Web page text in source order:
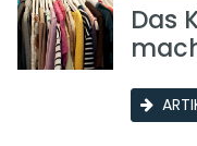
Das